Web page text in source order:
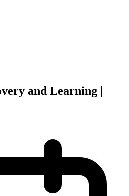
and Learning |